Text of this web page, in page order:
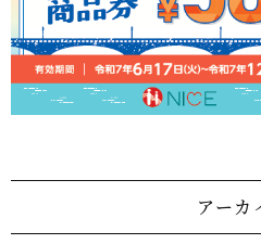
アーカ